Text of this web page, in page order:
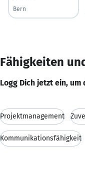
Bern
Fähigkeiten
Logg Dich jetzt ein,
Projektmanagement
Kommunikationsfähigkeit